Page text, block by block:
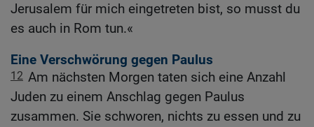
Jerusalem für mich eingetreten bist, so musst du
es auch in Rom tun.«
Eine Verschwörung gegen Paulus
12 Am nächsten Morgen taten sich eine Anzahl
Juden zu einem Anschlag gegen Paulus
zusammen. Sie schworen, nichts zu essen und zu